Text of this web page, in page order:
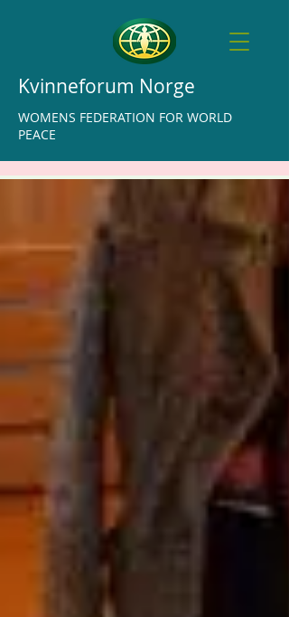
Kvinneforum Norge
WOMENS FEDERATION FOR WORLD
PEACE